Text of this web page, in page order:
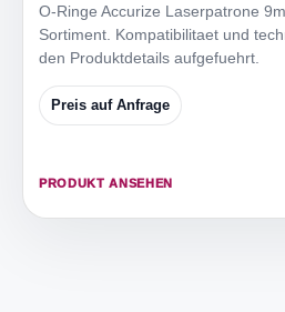
O-Ringe Accurize Laserpatrone
Sortiment. Kompatibilitaet und
den Produktdetails aufgefuehrt.
Preis auf Anfrage
PRODUKT ANSEHEN